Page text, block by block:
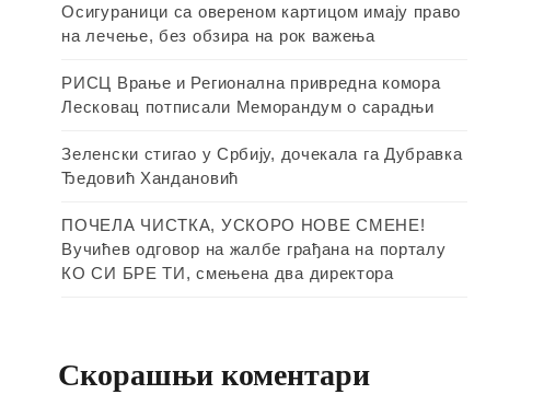
Осигураници са овереном картицом имају право
на лечење, без обзира на рок важења
РИСЦ Врање и Регионална привредна комора
Лесковац потписали Меморандум о сарадњи
Зеленски стигао у Србију, дочекала га Дубравка
Ђедовић Хандановић
ПОЧЕЛА ЧИСТКА, УСКОРО НОВЕ СМЕНЕ!
Вучићев одговор на жалбе грађана на порталу
КО СИ БРЕ ТИ, смењена два директора
Скорашњи коментари